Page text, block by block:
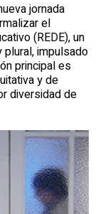
jornada
el
(REDE), un
impulsado
principal es
y de
diversidad de